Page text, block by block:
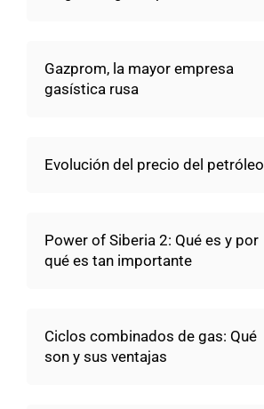
Gazprom, la mayor empresa
gasística rusa
Evolución del precio del petróleo
Power of Siberia 2: Qué es y por
qué es tan importante
Ciclos combinados de gas: Qué
son y sus ventajas